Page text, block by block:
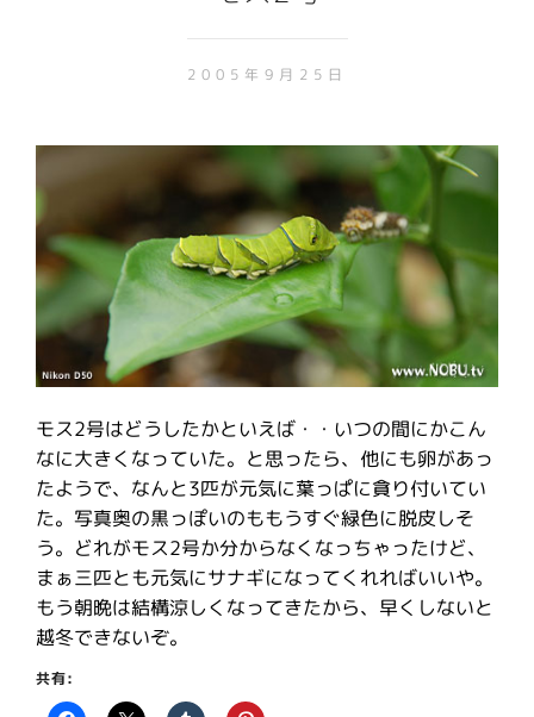
2005年9月25日
モス2号はどうしたかといえば・・いつの間にかこん
なに大きくなっていた。と思ったら、他にも卵があっ
たようで、なんと3匹が元気に葉っぱに貪り付いてい
た。写真奥の黒っぽいのももうすぐ緑色に脱皮しそ
う。どれがモス2号か分からなくなっちゃったけど、
まぁ三匹とも元気にサナギになってくれればいいや。
もう朝晩は結構涼しくなってきたから、早くしないと
越冬できないぞ。
共有: